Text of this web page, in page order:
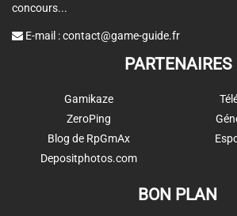
concours...
E-mail :contact@game-guide.fr
PARTENAIRES
Gamikaze
ZeroPing
Blog de RpGmAx
Depositphotos.com
BON PLAN